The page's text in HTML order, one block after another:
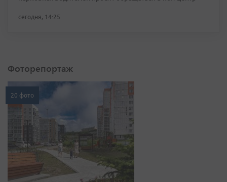
сегодня, 14:25
Фоторепортаж
20 фото